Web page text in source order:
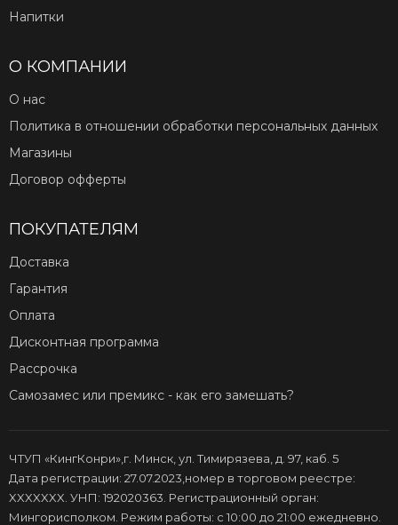
Напитки
О КОМПАНИИ
О нас
Политика в отношении обработки персональных данных
Магазины
Договор офферты
ПОКУПАТЕЛЯМ
Доставка
Гарантия
Оплата
Дисконтная программа
Рассрочка
Самозамес или премикс - как его замешать?
ЧТУП «КингКонри»,г. Минск, ул. Тимирязева, д. 97, каб. 5
Дата регистрации: 27.07.2023,номер в торговом реестре:
XXXXXXX. УНП: 192020363. Регистрационный орган:
Мингорисполком. Режим работы: с 10:00 до 21:00 ежедневно.